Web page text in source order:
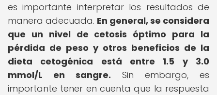
es importante interpretar los resultados de
manera adecuada. En general, se considera
que un nivel de cetosis óptimo para la
pérdida de peso y otros beneficios de la
dieta cetogénica está entre 1.5 y 3.0
mmol/L en sangre. Sin embargo, es
importante tener en cuenta que la respuesta